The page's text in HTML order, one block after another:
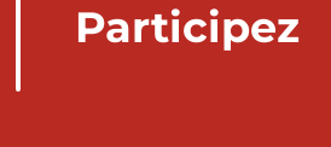
Participez